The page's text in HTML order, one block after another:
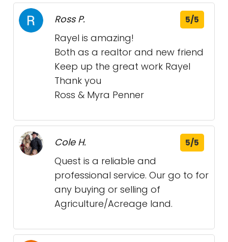
Ross P. 5/5
Rayel is amazing!
Both as a realtor and new friend
Keep up the great work Rayel
Thank you
Ross & Myra Penner
Cole H. 5/5
Quest is a reliable and
professional service. Our go to for
any buying or selling of
Agriculture/Acreage land.